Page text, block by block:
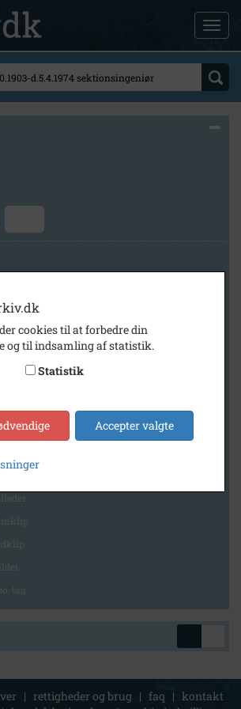
Lokalarkiv
tag
| rettigheder og brug | faq | kontakt
cookies til at forbedre din
og til indsamling af statistik.
Statistik
Accepter valgte